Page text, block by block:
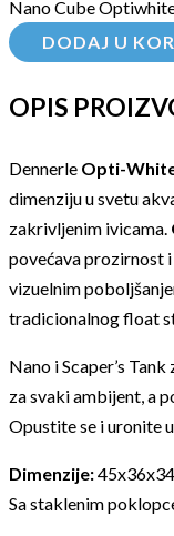
Nano Cube
DODAJ U
OPIS
Dennerle Opti-
dimenziju u svetu
zakrivljenim ivicama.
povećava prozirnost
vizuelnim
tradicionalnog float
Nano i Scaper’s
za svaki ambijent, a
Opustite se i uronite
Dimenzije:
Sa staklenim